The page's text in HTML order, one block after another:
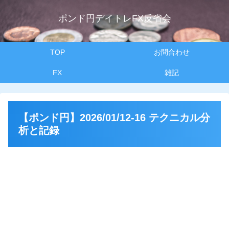
ポンド円デイトレFX反省会
TOP お問合わせ
FX 雑記
【ポンド円】2026/01/12-16 テクニカル分
析と記録